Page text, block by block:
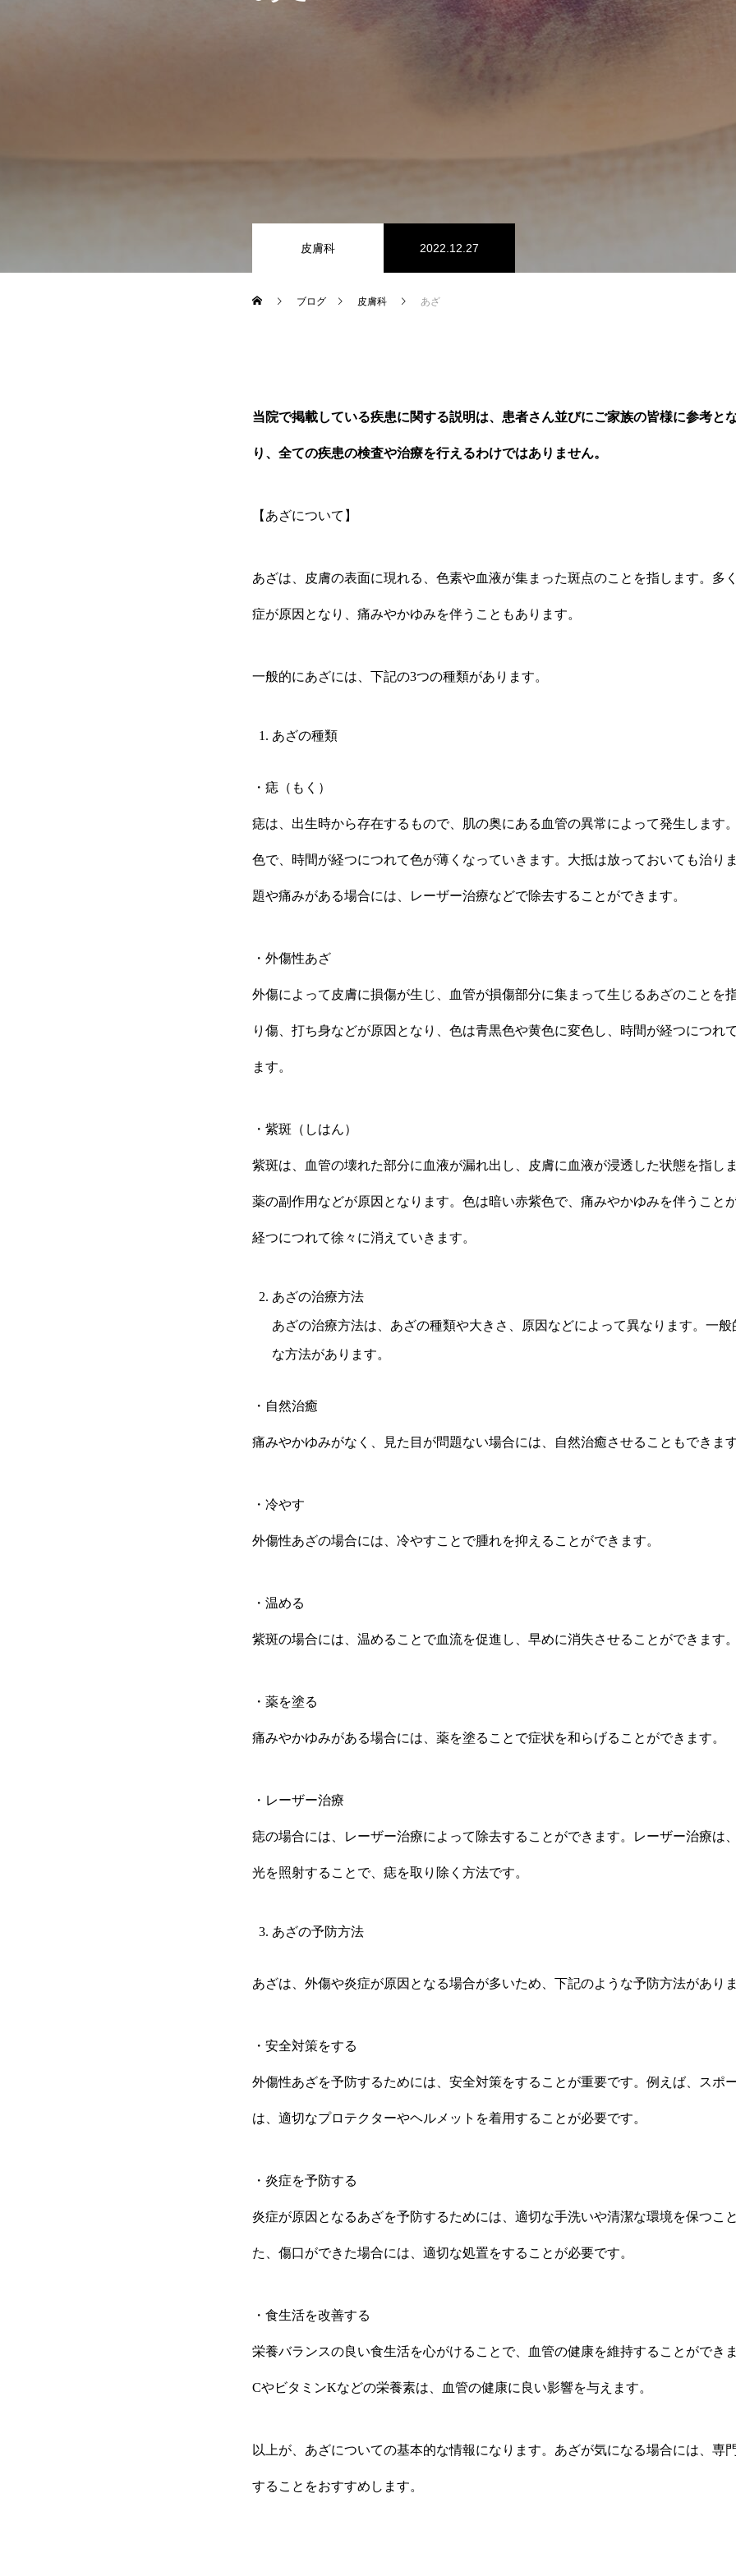
皮膚科 2022.12.27
ブログ 皮膚科 あざ
当院で掲載している疾患に関する説明は、患者さん並びにご家族の皆様に参考と
り、全ての疾患の検査や治療を行えるわけではありません。
【あざについて】
あざは、皮膚の表面に現れる、色素や血液が集まった斑点のことを指します。多
症が原因となり、痛みやかゆみを伴うこともあります。
一般的にあざには、下記の3つの種類があります。
あざの種類
・痣（もく）
痣は、出生時から存在するもので、肌の奥にある血管の異常によって発生します
色で、時間が経つにつれて色が薄くなっていきます。大抵は放っておいても治り
題や痛みがある場合には、レーザー治療などで除去することができます。
・外傷性あざ
外傷によって皮膚に損傷が生じ、血管が損傷部分に集まって生じるあざのことを
り傷、打ち身などが原因となり、色は青黒色や黄色に変色し、時間が経つにつれ
ます。
・紫斑（しはん）
紫斑は、血管の壊れた部分に血液が漏れ出し、皮膚に血液が浸透した状態を指し
薬の副作用などが原因となります。色は暗い赤紫色で、痛みやかゆみを伴うこと
経つにつれて徐々に消えていきます。
あざの治療方法
あざの治療方法は、あざの種類や大きさ、原因などによって異なります。一般
な方法があります。
・自然治癒
痛みやかゆみがなく、見た目が問題ない場合には、自然治癒させることもできます
・冷やす
外傷性あざの場合には、冷やすことで腫れを抑えることができます。
・温める
紫斑の場合には、温めることで血流を促進し、早めに消失させることができます。
・薬を塗る
痛みやかゆみがある場合には、薬を塗ることで症状を和らげることができます。
・レーザー治療
痣の場合には、レーザー治療によって除去することができます。レーザー治療は
光を照射することで、痣を取り除く方法です。
あざの予防方法
あざは、外傷や炎症が原因となる場合が多いため、下記のような予防方法がありま
・安全対策をする
外傷性あざを予防するためには、安全対策をすることが重要です。例えば、スポ
は、適切なプロテクターやヘルメットを着用することが必要です。
・炎症を予防する
炎症が原因となるあざを予防するためには、適切な手洗いや清潔な環境を保つこ
た、傷口ができた場合には、適切な処置をすることが必要です。
・食生活を改善する
栄養バランスの良い食生活を心がけることで、血管の健康を維持することができ
CやビタミンKなどの栄養素は、血管の健康に良い影響を与えます。
以上が、あざについての基本的な情報になります。あざが気になる場合には、専
することをおすすめします。